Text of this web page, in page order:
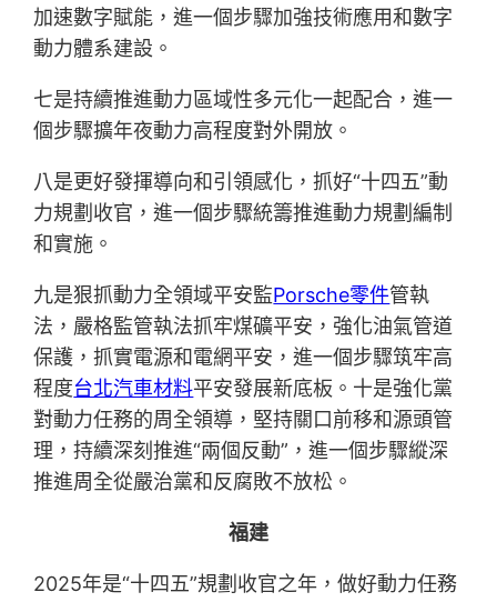
加速數字賦能，進一個步驟加強技術應用和數字
動力體系建設。
七是持續推進動力區域性多元化一起配合，進一
個步驟擴年夜動力高程度對外開放。
八是更好發揮導向和引領感化，抓好“十四五”動
力規劃收官，進一個步驟統籌推進動力規劃編制
和實施。
九是狠抓動力全領域平安監Porsche零件管執
法，嚴格監管執法抓牢煤礦平安，強化油氣管道
保護，抓實電源和電網平安，進一個步驟筑牢高
程度台北汽車材料平安發展新底板。十是強化黨
對動力任務的周全領導，堅持關口前移和源頭管
理，持續深刻推進“兩個反動”，進一個步驟縱深
推進周全從嚴治黨和反腐敗不放松。
福建
2025年是“十四五”規劃收官之年，做好動力任務